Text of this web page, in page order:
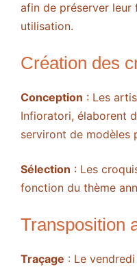
afin de préserver leur
utilisation.
Création des
Conception : Les
Infioratori, élaborent
serviront de modèles
Sélection : Les
fonction du thème
Transposition
Traçage : Le